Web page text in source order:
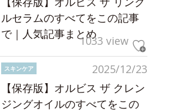
ルセラムのすべてをこの記事
で｜人気記事まとめ1033 view
2025/12/23
スキンケア
【保存版】オルビス ザ クレン
ジングオイルのすべてをこの